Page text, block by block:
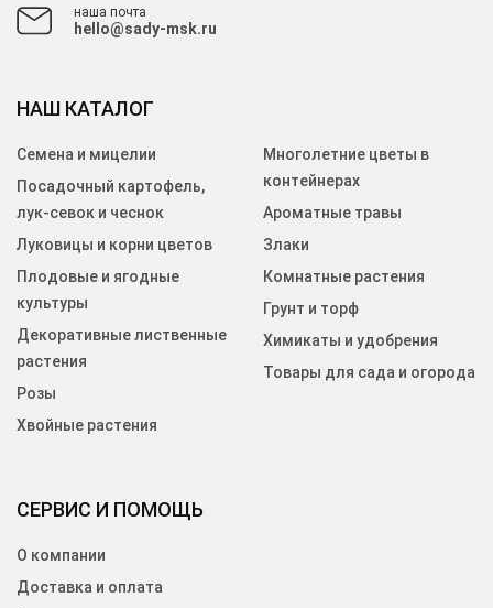
наша почта
hello@sady-msk.ru
СЕРВИС И ПОМОЩЬ
О компании
Доставка и оплата
НАШ КАТАЛОГ
Семена и мицелии
Посадочный картофель,
лук-севок и чеснок
Луковицы и корни цветов
Плодовые и ягодные
культуры
Декоративные лиственные
растения
Розы
Хвойные растения
Многолетние цветы в
контейнерах
Ароматные травы
Злаки
Комнатные растения
Грунт и торф
Химикаты и удобрения
Товары для сада и огорода